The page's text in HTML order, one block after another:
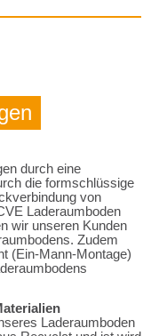
durch eine
die formschlüssige
von
Laderaumboden
wir unseren Kunden
Zudem
(Ein-Mann-Montage)
Laderaumboden